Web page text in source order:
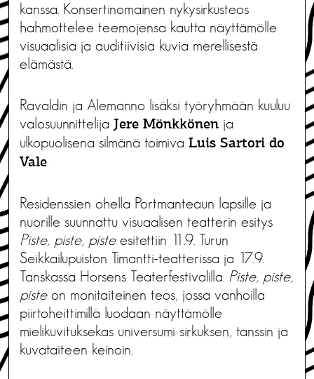
kanssa. Konsertinomainen nykysirkusteos
hahmottelee teemojensa kautta näyttämölle
visuaalisia ja auditiivisia kuvia merellisestä
elämästä.
Ravaldin ja Alemanno lisäksi työryhmään kuuluu
valosuunnittelija Jere Mönkkönen ja
ulkopuolisena silmänä toimiva Luis Sartori do
Vale
Residenssien ohella Portmanteaun lapsille ja
nuorille suunnattu visuaalisen teatterin esitys
Piste, piste, pisteesitettiin 11.9. Turun
Seikkailupuiston Timantti-teatterissa ja 17.9.
Tanskassa Horsens Teaterfestivalilla. Piste, piste,
pisteon monitaiteinen teos, jossa vanhoilla
piirtoheittimillä luodaan näyttämölle
mielikuvituksekas universumi sirkuksen, tanssin ja
kuvataiteen keinoin.